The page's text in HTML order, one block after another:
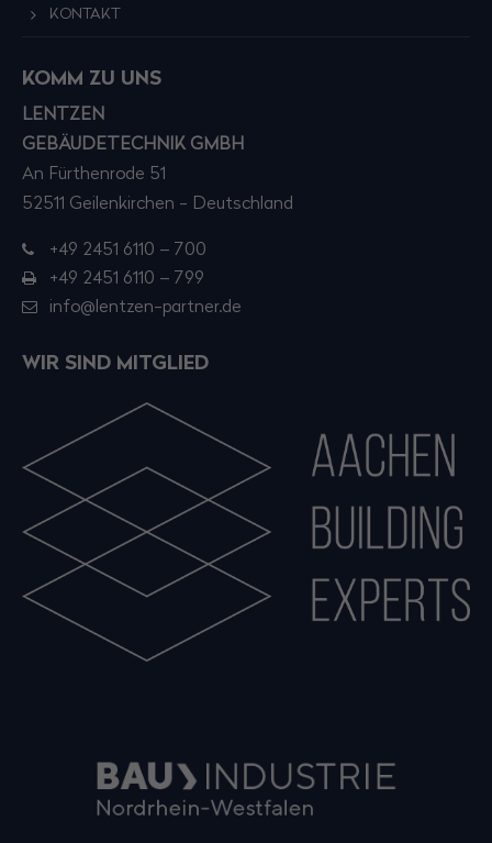
KONTAKT
KOMM ZU UNS
LENTZEN
GEBÄUDETECHNIK GMBH
An Fürthenrode 51
52511 Geilenkirchen - Deutschland
+49 2451 6110 – 700
+49 2451 6110 – 799
info@lentzen-partner.de
WIR SIND MITGLIED